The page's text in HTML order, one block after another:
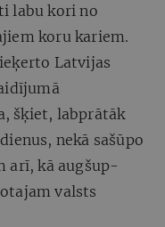
labu kori no
koru kariem.
Latvijas
šķiet, labprātāk
nekā sašūpo
arī, kā augšup-
valsts